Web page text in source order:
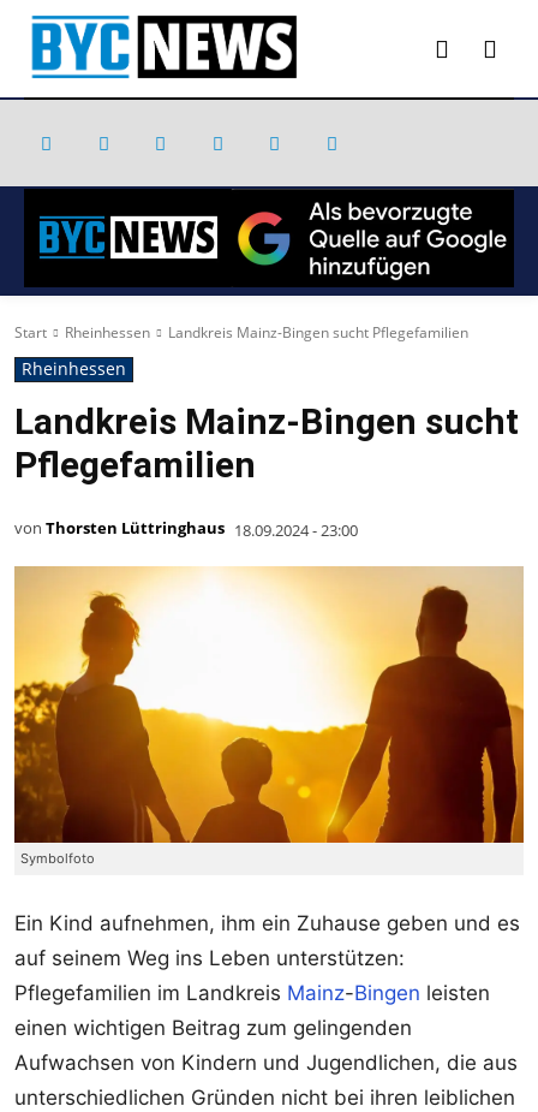
Start Rheinhessen Landkreis Mainz-Bingen sucht Pflegefamilien
Rheinhessen
Landkreis Mainz-Bingen sucht
Pflegefamilien
von Thorsten Lüttringhaus 18.09.2024 - 23:00
Symbolfoto
Ein Kind aufnehmen, ihm ein Zuhause geben und es
auf seinem Weg ins Leben unterstützen:
Pflegefamilien im Landkreis Mainz-Bingen leisten
einen wichtigen Beitrag zum gelingenden
Aufwachsen von Kindern und Jugendlichen, die aus
unterschiedlichen Gründen nicht bei ihren leiblichen